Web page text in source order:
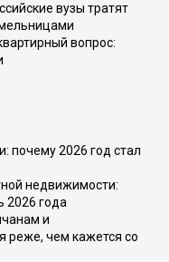
вузы тратят
вопрос:
почему 2026 год стал
недвижимости:
2026 года
и
реже, чем кажется со